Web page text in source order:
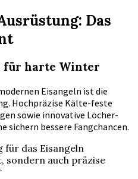
Das
für harte Winter
Eisangeln ist die
Hochpräzise Kälte-feste
sowie innovative Löcher-
sichern bessere Fangchancen.
für das Eisangeln
sondern auch präzise